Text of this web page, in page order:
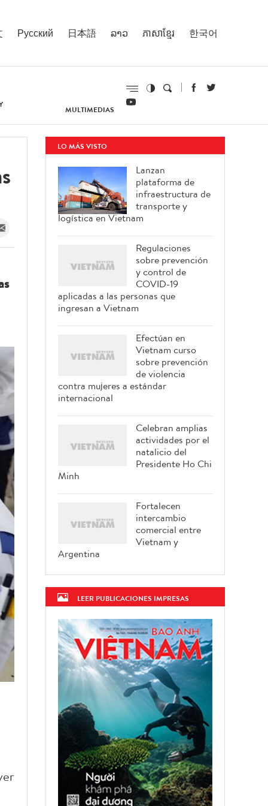
Русский 日本語 ລາວ ភាសាខ្មែរ 한국어
MULTIMEDIAS
LO MÁS VISTO
Lanzan
plataforma de
infraestructura de
transporte y
logística en Vietnam
Regulaciones
sobre prevención
y control de
COVID-19
aplicadas a las personas que
ingresan a Vietnam
Efectúan en
Vietnam curso
sobre prevención
de violencia
contra mujeres a estándar
internacional
Celebran amplias
actividades por el
natalicio del
Presidente Ho Chi
Minh
Fortalecen
intercambio
comercial entre
Vietnam y
Argentina
LEER PUBLICACIONES IMPRESAS